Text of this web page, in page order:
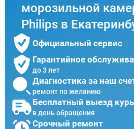
морозильной
Philips в
Официальный сервис
Гарантийное
до 3 лет
Диагностика за наш
ремонт по желанию
Бесплатный выезд
в день обращения
Срочный ремонт